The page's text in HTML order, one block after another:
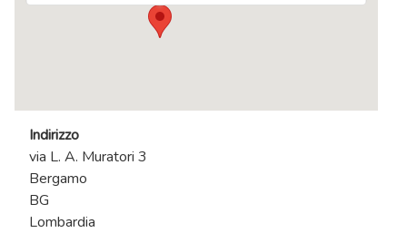
Indirizzo
via L. A. Muratori 3
Bergamo
BG
Lombardia